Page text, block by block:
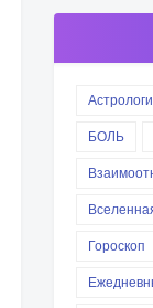
БОЛЬ
Гороскоп